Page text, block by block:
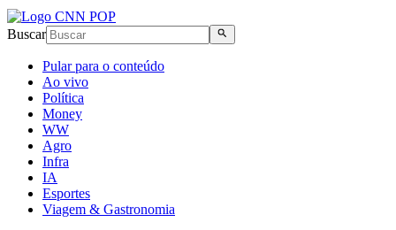
Buscar
Pular para o conteúdo
Ao vivo
Política
Money
WW
Agro
Infra
IA
Esportes
Viagem & Gastronomia